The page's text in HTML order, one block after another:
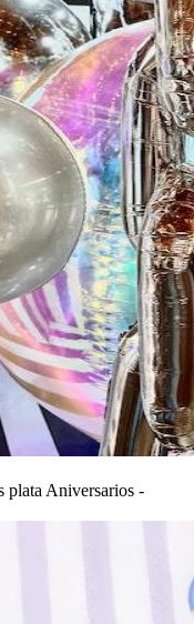
plata Aniversarios -